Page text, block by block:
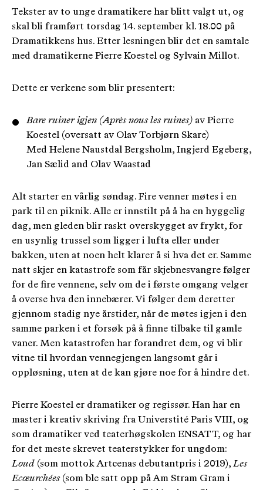
Tekster av to unge dramatikere har blitt valgt ut, og
skal bli framført torsdag 14. september kl. 18.00 på
Dramatikkens hus. Etter lesningen blir det en samtale
med dramatikerne Pierre Koestel og Sylvain Millot.
Dette er verkene som blir presentert:
Bare ruiner igjen (Après nous les ruines) av Pierre
Koestel (oversatt av Olav Torbjørn Skare)
Med Helene Naustdal Bergsholm, Ingjerd Egeberg,
Jan Sælid and Olav Waastad
Alt starter en vårlig søndag. Fire venner møtes i en
park til en piknik. Alle er innstilt på å ha en hyggelig
dag, men gleden blir raskt overskygget av frykt, for
en usynlig trussel som ligger i lufta eller under
bakken, uten at noen helt klarer å si hva det er. Samme
natt skjer en katastrofe som får skjebnesvangre følger
for de fire vennene, selv om de i første omgang velger
å overse hva den innebærer. Vi følger dem deretter
gjennom stadig nye årstider, når de møtes igjen i den
samme parken i et forsøk på å finne tilbake til gamle
vaner. Men katastrofen har forandret dem, og vi blir
vitne til hvordan vennegjengen langsomt går i
oppløsning, uten at de kan gjøre noe for å hindre det.
Pierre Koestel er dramatiker og regissør. Han har en
master i kreativ skriving fra Universtité Paris VIII, og
som dramatiker ved teaterhøgskolen ENSATT, og har
for det meste skrevet teaterstykker for ungdom:
Loud (som mottok Artcenas debutantpris i 2019), Les
Ecœurchées(som ble satt opp på Am Stram Gram i